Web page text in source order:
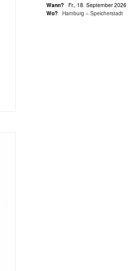
Wann?
Fr., 18. September 2026
Wo?
Hamburg – Speicherstadt